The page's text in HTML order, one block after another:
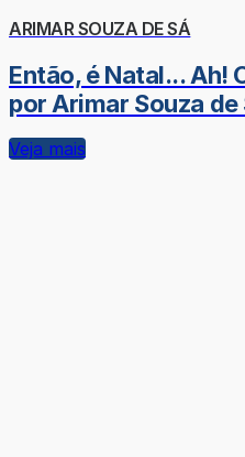
ARIMAR SOUZA DE SÁ
Então, é Natal... Ah!
por Arimar Souza de
Veja mais